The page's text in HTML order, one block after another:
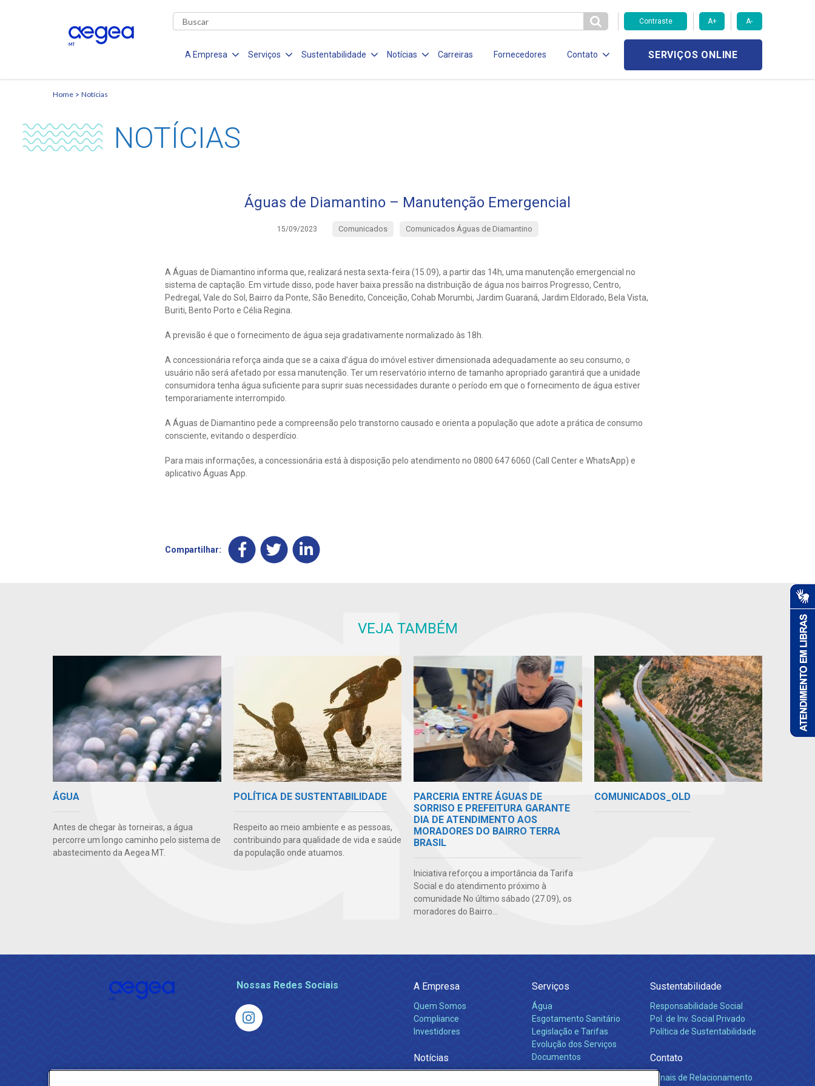
Contraste A+ A-
A Empresa Serviços Sustentabilidade Notícias Carreiras Fornecedores Contato SERVIÇOS ONLINE
Home Notícias
NOTÍCIAS
Águas de Diamantino – Manutenção Emergencial
15/09/2023 Comunicados Comunicados Águas de Diamantino
A Águas de Diamantino informa que, realizará nesta sexta-feira (15.09), a partir das 14h, uma manutenção emergencial no
sistema de captação. Em virtude disso, pode haver baixa pressão na distribuição de água nos bairros Progresso, Centro,
Pedregal, Vale do Sol, Bairro da Ponte, São Benedito, Conceição, Cohab Morumbi, Jardim Guaraná, Jardim Eldorado, Bela Vista,
Buriti, Bento Porto e Célia Regina.
A previsão é que o fornecimento de água seja gradativamente normalizado às 18h.
A concessionária reforça ainda que se a caixa d’água do imóvel estiver dimensionada adequadamente ao seu consumo, o
usuário não será afetado por essa manutenção. Ter um reservatório interno de tamanho apropriado garantirá que a unidade
consumidora tenha água suficiente para suprir suas necessidades durante o período em que o fornecimento de água estiver
temporariamente interrompido.
A Águas de Diamantino pede a compreensão pelo transtorno causado e orienta a população que adote a prática de consumo
consciente, evitando o desperdício.
Para mais informações, a concessionária está à disposição pelo atendimento no 0800 647 6060 (Call Center e WhatsApp) e
aplicativo Águas App.
Compartilhar:
VEJA TAMBÉM
ÁGUA
Antes de chegar às torneiras, a água
percorre um longo caminho pelo sistema de
abastecimento da Aegea MT.
POLÍTICA DE SUSTENTABILIDADE
Respeito ao meio ambiente e as pessoas,
contribuindo para qualidade de vida e saúde
da população onde atuamos.
PARCERIA ENTRE ÁGUAS DE
SORRISO E PREFEITURA GARANTE
DIA DE ATENDIMENTO AOS
MORADORES DO BAIRRO TERRA
BRASIL
Iniciativa reforçou a importância da Tarifa
Social e do atendimento próximo à
comunidade No último sábado (27.09), os
moradores do Bairro...
COMUNICADOS_OLD
Nossas Redes Sociais A Empresa
Quem Somos
Compliance
Investidores
Notícias
Serviços
Água
Esgotamento Sanitário
Legislação e Tarifas
Evolução dos Serviços
Documentos
Sustentabilidade
Responsabilidade Social
Pol. de Inv. Social Privado
Política de Sustentabilidade
Contato
Canais de Relacionamento